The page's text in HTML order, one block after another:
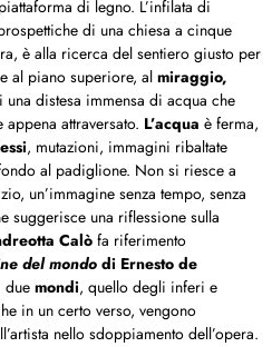
di legno. L’infilata di
di una chiesa a cinque
è alla ricerca del sentiero giusto per
al piano superiore, al miraggio,
distesa immensa di acqua che
attraversato. L’acqua è ferma,
, mutazioni, immagini ribaltate
al padiglione. Non si riesce a
un’immagine senza tempo, senza
suggerisce una riflessione sulla
Calò fa riferimento
del mondo di Ernesto de
due mondi, quello degli inferi e
in un certo verso, vengono
nello sdoppiamento dell’opera.